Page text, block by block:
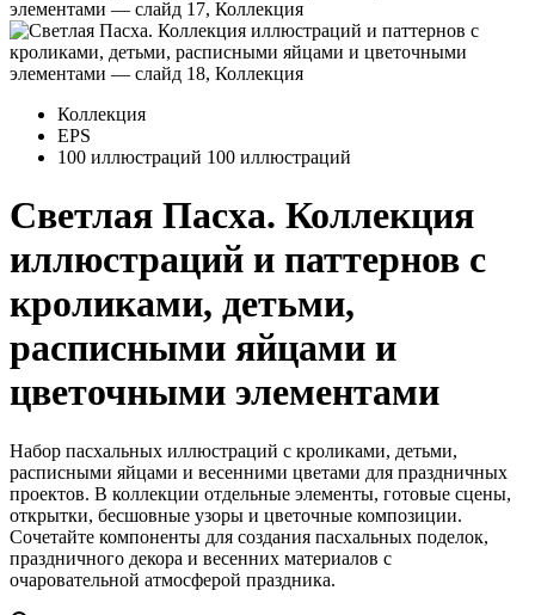
Коллекция
EPS
100 иллюстраций 100 иллюстраций
Светлая Пасха. Коллекция
иллюстраций и паттернов с
кроликами, детьми,
расписными яйцами и
цветочными элементами
Набор пасхальных иллюстраций с кроликами, детьми,
расписными яйцами и весенними цветами для праздничных
проектов. В коллекции отдельные элементы, готовые сцены,
открытки, бесшовные узоры и цветочные композиции.
Сочетайте компоненты для создания пасхальных поделок,
праздничного декора и весенних материалов с
очаровательной атмосферой праздника.